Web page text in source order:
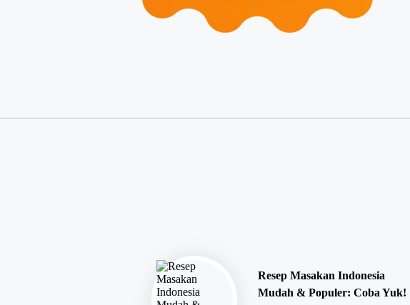
Resep Masakan Indonesia
Mudah & Populer: Coba Yuk!